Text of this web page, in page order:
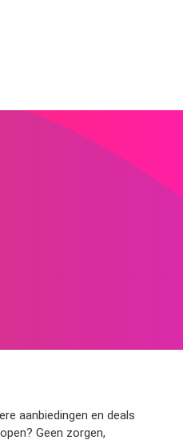
aanbiedingen en deals
Geen zorgen,